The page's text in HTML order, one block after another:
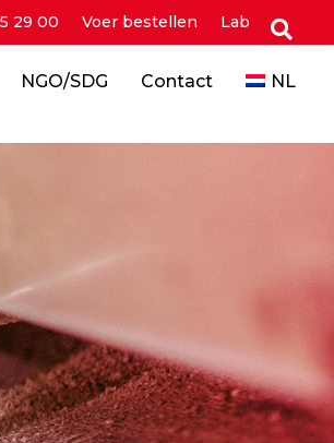
29 00 Voer bestellen Lab
NGO/SDG Contact NL